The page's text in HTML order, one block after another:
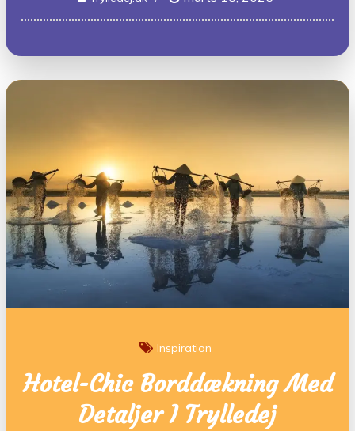
Inspiration
Hotel-Chic Borddækning Med
Detaljer I Trylledej